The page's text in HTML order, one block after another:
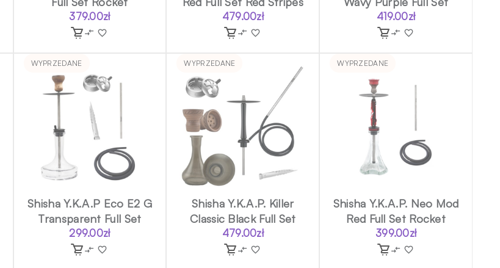
379.00zł 479.00zł 419.00zł
WYPRZEDANE
Shisha Y.K.A.P Eco E2 G
Transparent Full Set
299.00zł
WYPRZEDANE
Shisha Y.K.A.P. Killer
Classic Black Full Set
479.00zł
WYPRZEDANE
Shisha Y.K.A.P. Neo Mod
Red Full Set Rocket
399.00zł